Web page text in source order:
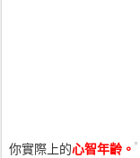
你實際上的心智年齡。